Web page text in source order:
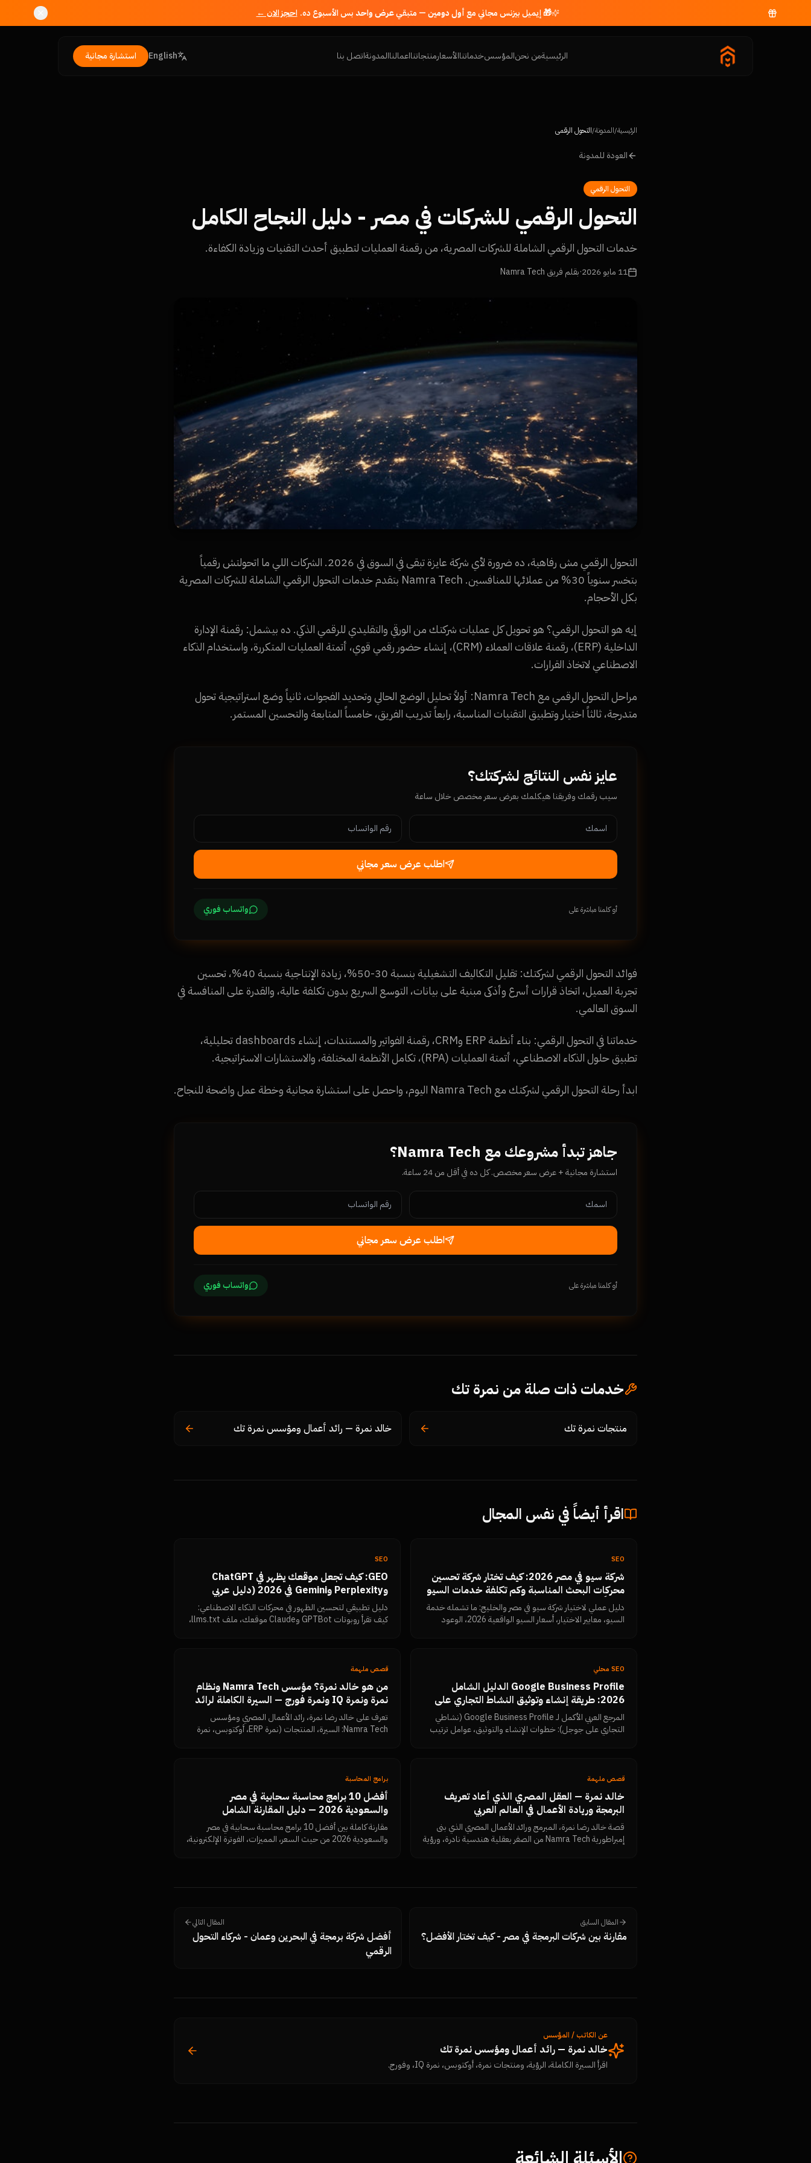
🎁 إيميل بيزنس مجاني معأول دومين— متبقيعرض واحد بس الأسبوع ده. احجز الان ←
الرئيسيةمن نحنالمؤسسخدماتناالأسعارمنتجاتنااعمالناالمدونةاتصل بنا English استشارة مجانية
الرئيسية/المدونة/التحول الرقمي
العودة للمدونة
التحول الرقمي
التحول الرقمي للشركات في مصر - دليل النجاح الكامل
خدمات التحول الرقمي الشاملة للشركات المصرية، من رقمنة العمليات لتطبيق أحدث التقنيات وزيادة الكفاءة.
11 مايو 2026 ·بقلم فريق Namra Tech
التحول الرقمي مش رفاهية، ده ضرورة لأي شركة عايزة تبقى في السوق في 2026. الشركات اللي ما اتحولتش رقمياً
بتخسر سنوياً 30% من عملائها للمنافسين. Namra Tech بتقدم خدمات التحول الرقمي الشاملة للشركات المصرية
بكل الأحجام.
إيه هو التحول الرقمي؟ هو تحويل كل عمليات شركتك من الورقي والتقليدي للرقمي الذكي. ده بيشمل: رقمنة الإدارة
الداخلية (ERP)، رقمنة علاقات العملاء (CRM)، إنشاء حضور رقمي قوي، أتمتة العمليات المتكررة، واستخدام الذكاء
الاصطناعي لاتخاذ القرارات.
مراحل التحول الرقمي مع Namra Tech: أولاً تحليل الوضع الحالي وتحديد الفجوات، ثانياً وضع استراتيجية تحول
متدرجة، ثالثاً اختيار وتطبيق التقنيات المناسبة، رابعاً تدريب الفريق، خامساً المتابعة والتحسين المستمر.
عايز نفس النتائج لشركتك؟
سيب رقمك وفريقنا هيكلمك بعرض سعر مخصص خلال ساعة
اطلب عرض سعر مجاني
أو كلمنا مباشرة على واتساب فوري
فوائد التحول الرقمي لشركتك: تقليل التكاليف التشغيلية بنسبة 30-50%، زيادة الإنتاجية بنسبة 40%، تحسين
تجربة العميل، اتخاذ قرارات أسرع وأذكى مبنية على بيانات، التوسع السريع بدون تكلفة عالية، والقدرة على المنافسة في
السوق العالمي.
خدماتنا في التحول الرقمي: بناء أنظمة ERP وCRM، رقمنة الفواتير والمستندات، إنشاء dashboards تحليلية،
تطبيق حلول الذكاء الاصطناعي، أتمتة العمليات (RPA)، تكامل الأنظمة المختلفة، والاستشارات الاستراتيجية.
ابدأ رحلة التحول الرقمي لشركتك مع Namra Tech اليوم، واحصل على استشارة مجانية وخطة عمل واضحة للنجاح.
جاهز تبدأ مشروعك مع Namra Tech؟
استشارة مجانية + عرض سعر مخصص. كل ده في أقل من 24 ساعة.
اطلب عرض سعر مجاني
أو كلمنا مباشرة على واتساب فوري
خدمات ذات صلة من نمرة تك
منتجات نمرة تك خالد نمرة — رائد أعمال ومؤسس نمرة تك
اقرأ أيضاً في نفس المجال
SEO
شركة سيو في مصر 2026: كيف تختار شركة تحسين
محركات البحث المناسبة وكم تكلفة خدمات السيو
فعلياً
دليل عملي لاختيار شركة سيو في مصر والخليج: ما تشمله خدمة
السيو، معايير الاختيار، أسعار السيو الواقعية 2026، الوعود
SEO
GEO: كيف تجعل موقعك يظهر في ChatGPT
وPerplexity وGemini في 2026 (دليل عربي
عملي)
دليل تطبيقي لتحسين الظهور في محركات الذكاء الاصطناعي:
كيف تقرأ روبوتات GPTBot وClaude موقعك، ملف llms.txt،
SEO محلي
Google Business Profile الدليل الشامل
2026: طريقة إنشاء وتوثيق النشاط التجاري على
جوجل والتصدر في خرائط جوجل بتقييمات 5 نجومالمرجع العربي الأكمل لـ Google Business Profile (نشاطي
التجاري على جوجل): خطوات الإنشاء والتوثيق، عوامل ترتيب
قصص ملهمة
من هو خالد نمرة؟ مؤسس Namra Tech ونظام
نمرة ونمرة IQ ونمرة فورج — السيرة الكاملة لرائد
الأعمال المصري
تعرف على خالد رضا نمرة، رائد الأعمال المصري ومؤسس
Namra Tech: السيرة، المنتجات (نمرة ERP، أوكتوبس، نمرة
قصص ملهمة
خالد نمرة — العقل المصري الذي أعاد تعريف
البرمجة وريادة الأعمال في العالم العربي
قصة خالد رضا نمرة، المبرمج ورائد الأعمال المصري الذي بنى
إمبراطورية Namra Tech من الصفر بعقلية هندسية نادرة، ورؤية
برامج المحاسبة
أفضل 10 برامج محاسبة سحابية في مصر
والسعودية 2026 — دليل المقارنة الشامل
مقارنة كاملة بين أفضل 10 برامج محاسبة سحابية في مصر
والسعودية 2026 من حيث السعر، المميزات، الفوترة الإلكترونية،
المقال السابق
مقارنة بين شركات البرمجة في مصر - كيف تختار الأفضل؟
المقال التالي
أفضل شركة برمجة في البحرين وعمان - شركاء التحول
الرقمي
عن الكاتب / المؤسس
خالد نمرة — رائد أعمال ومؤسس نمرة تك
اقرأ السيرة الكاملة، الرؤية، ومنتجات نمرة، أوكتوبس، نمرة IQ، وفورج.